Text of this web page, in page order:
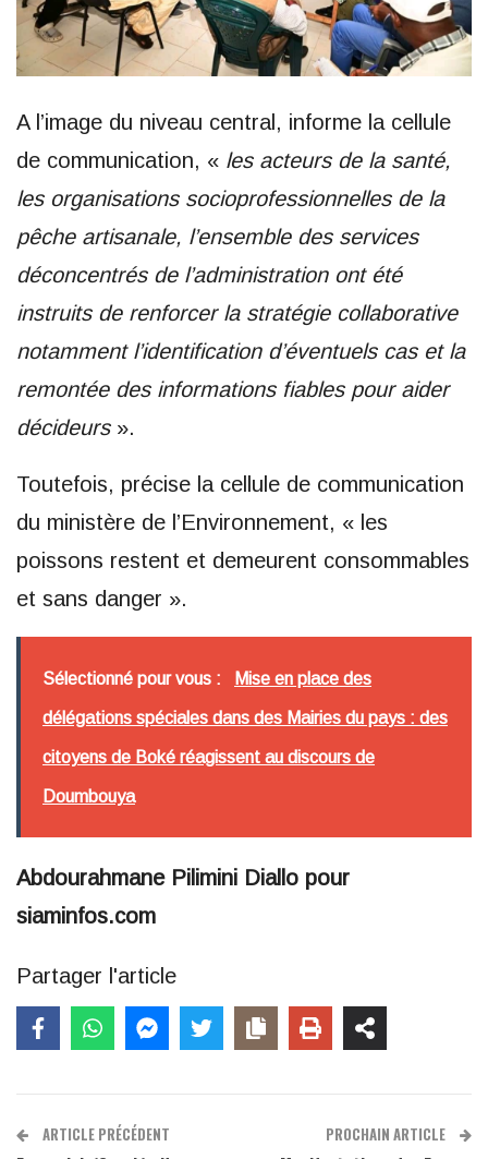
A l’image du niveau central, informe la cellule
de communication, « les acteurs de la santé,
les organisations socioprofessionnelles de la
pêche artisanale, l’ensemble des services
déconcentrés de l’administration ont été
instruits de renforcer la stratégie collaborative
notamment l’identification d’éventuels cas et la
remontée des informations fiables pour aider
décideurs».
Toutefois, précise la cellule de communication
du ministère de l’Environnement, « les
poissons restent et demeurent consommables
et sans danger ».
Sélectionné pour vous : Mise en place des
délégations spéciales dans des Mairies du pays : des
citoyens de Boké réagissent au discours de
Doumbouya
Abdourahmane Pilimini Diallo pour
siaminfos.com
Partager l'article
ARTICLE PRÉCÉDENT PROCHAIN ARTICLE